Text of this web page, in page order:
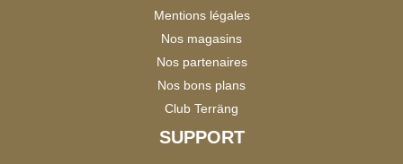
Mentions légales
Nos magasins
Nos partenaires
Nos bons plans
Club Terräng
SUPPORT